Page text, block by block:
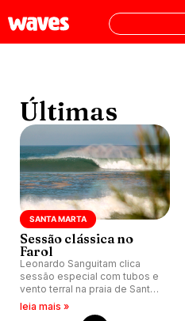
Últimas
SANTA MARTA
Sessão clássica no
Farol
Leonardo Sanguitam clica
sessão especial com tubos e
vento terral na praia de Santa
Marta, em Laguna (SC).
leia mais »